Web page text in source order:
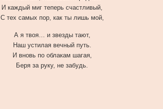
И каждый миг теперь счастливый,
С тех самых пор, как ты лишь мой,
А я твоя… и звезды тают,
Наш устилая вечный путь.
И вновь по облакам шагая,
Беря за руку, не забудь.